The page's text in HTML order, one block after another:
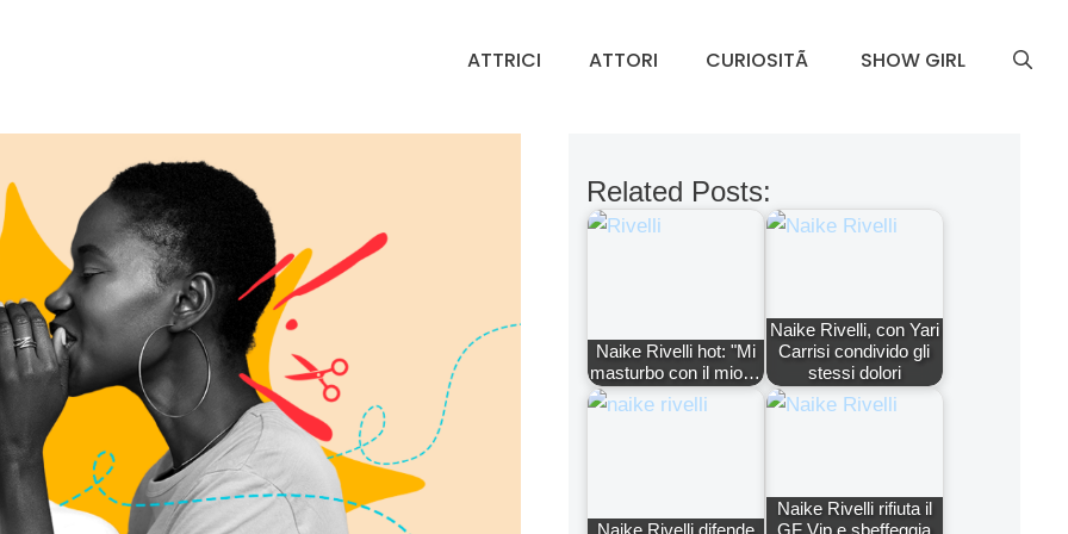
ATTRICI ATTORI CURIOSITÃ SHOW GIRL
Related Posts:
Naike Rivelli hot: "Mi
masturbo con il mio…
Naike Rivelli, con Yari
Carrisi condivido gli
stessi dolori
Naike Rivelli rifiuta il